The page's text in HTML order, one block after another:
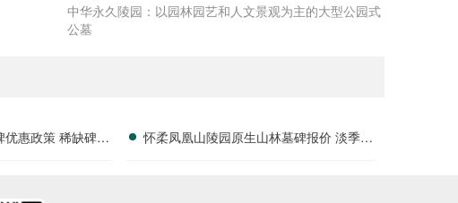
中华永久陵园：以园林园艺和人文景观为主的大型公园式
公墓
优惠政策 稀缺碑位
怀柔凤凰山陵园原生山林墓碑报价 淡季专